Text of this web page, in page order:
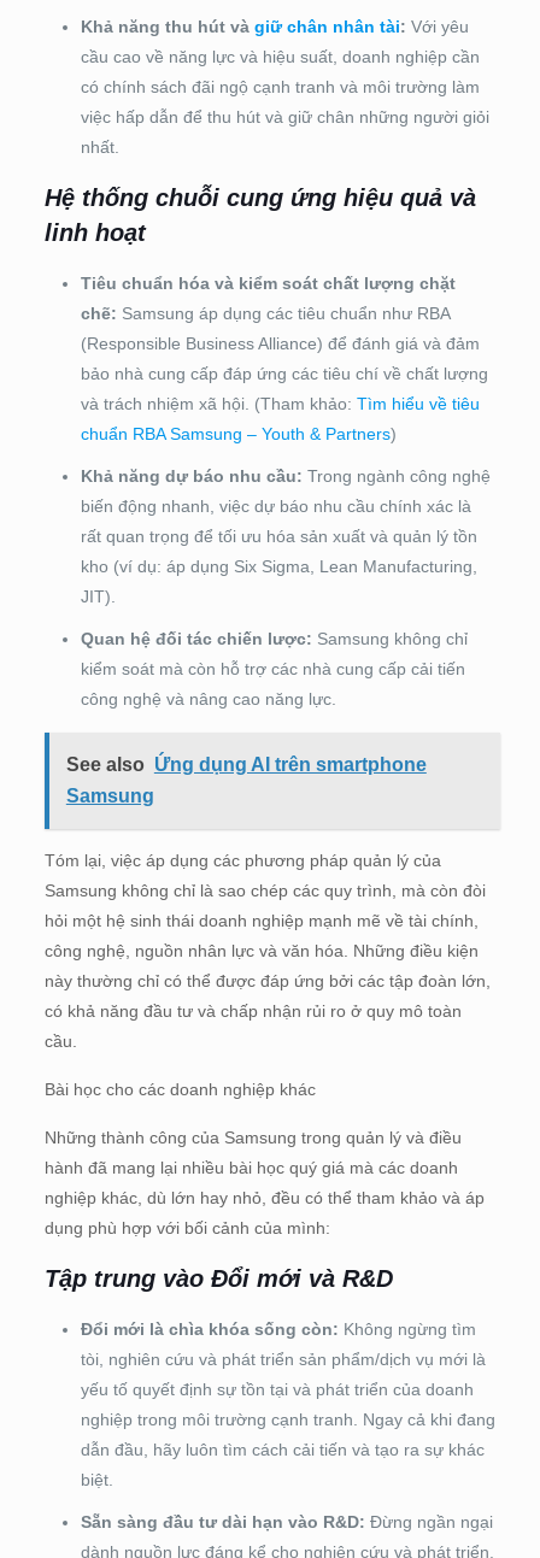
Khả năng thu hút và giữ chân nhân tài: Với yêu
cầu cao về năng lực và hiệu suất, doanh nghiệp cần
có chính sách đãi ngộ cạnh tranh và môi trường làm
việc hấp dẫn để thu hút và giữ chân những người giỏi
nhất.
Hệ thống chuỗi cung ứng hiệu quả và
linh hoạt
Tiêu chuẩn hóa và kiểm soát chất lượng chặt
chẽ: Samsung áp dụng các tiêu chuẩn như RBA
(Responsible Business Alliance) để đánh giá và đảm
bảo nhà cung cấp đáp ứng các tiêu chí về chất lượng
và trách nhiệm xã hội. (Tham khảo: Tìm hiểu về tiêu
chuẩn RBA Samsung – Youth & Partners)
Khả năng dự báo nhu cầu: Trong ngành công nghệ
biến động nhanh, việc dự báo nhu cầu chính xác là
rất quan trọng để tối ưu hóa sản xuất và quản lý tồn
kho (ví dụ: áp dụng Six Sigma, Lean Manufacturing,
JIT).
Quan hệ đối tác chiến lược: Samsung không chỉ
kiểm soát mà còn hỗ trợ các nhà cung cấp cải tiến
công nghệ và nâng cao năng lực.
See also Ứng dụng AI trên smartphone
Samsung
Tóm lại, việc áp dụng các phương pháp quản lý của
Samsung không chỉ là sao chép các quy trình, mà còn đòi
hỏi một hệ sinh thái doanh nghiệp mạnh mẽ về tài chính,
công nghệ, nguồn nhân lực và văn hóa. Những điều kiện
này thường chỉ có thể được đáp ứng bởi các tập đoàn lớn,
có khả năng đầu tư và chấp nhận rủi ro ở quy mô toàn
cầu.
Bài học cho các doanh nghiệp khác
Những thành công của Samsung trong quản lý và điều
hành đã mang lại nhiều bài học quý giá mà các doanh
nghiệp khác, dù lớn hay nhỏ, đều có thể tham khảo và áp
dụng phù hợp với bối cảnh của mình:
Tập trung vào Đổi mới và R&D
Đổi mới là chìa khóa sống còn: Không ngừng tìm
tòi, nghiên cứu và phát triển sản phẩm/dịch vụ mới là
yếu tố quyết định sự tồn tại và phát triển của doanh
nghiệp trong môi trường cạnh tranh. Ngay cả khi đang
dẫn đầu, hãy luôn tìm cách cải tiến và tạo ra sự khác
biệt.
Sẵn sàng đầu tư dài hạn vào R&D: Đừng ngần ngại
dành nguồn lực đáng kể cho nghiên cứu và phát triển.